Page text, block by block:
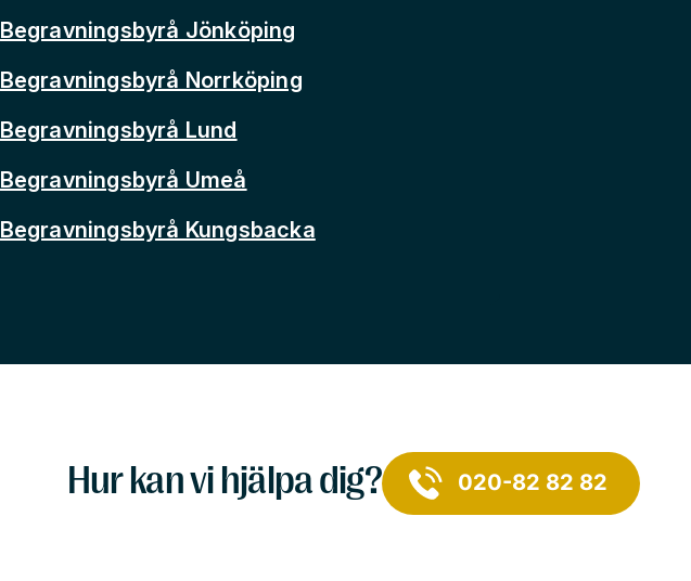
Begravningsbyrå Jönköping
Begravningsbyrå Norrköping
Begravningsbyrå Lund
Begravningsbyrå Umeå
Begravningsbyrå Kungsbacka
Hur kan vi hjälpa dig? 020-82 82 82